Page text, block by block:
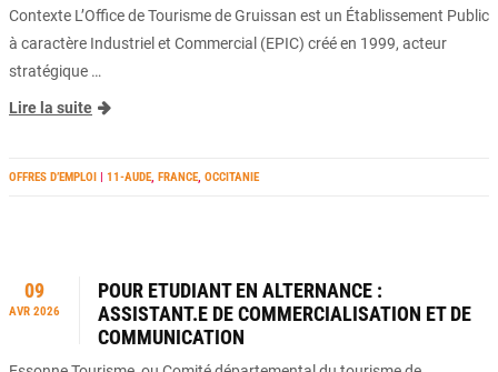
Contexte L’Office de Tourisme de Gruissan est un Établissement Public
à caractère Industriel et Commercial (EPIC) créé en 1999, acteur
stratégique …
Lire la suite
OFFRES D’EMPLOI | 11-AUDE, FRANCE, OCCITANIE
09
AVR 2026
POUR ETUDIANT EN ALTERNANCE :
ASSISTANT.E DE COMMERCIALISATION ET DE
COMMUNICATION